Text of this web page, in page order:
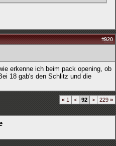
#920
erkenne ich beim pack opening, ob
18 gab's den Schlitz und die
« 1 < 92 > 229 »